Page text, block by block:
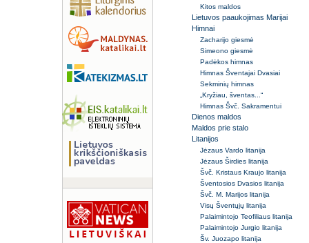
Kitos maldos
Lietuvos paaukojimas Marijai
Himnai
Zacharijo giesmė
Simeono giesmė
Padėkos himnas
Himnas Šventajai Dvasiai
Sekminių himnas
„Kryžiau, šventas...“
Himnas Švč. Sakramentui
Dienos maldos
Maldos prie stalo
Litanijos
Jėzaus Vardo litanija
Jėzaus Širdies litanija
Švč. Kristaus Kraujo litanija
Šventosios Dvasios litanija
Švč. M. Marijos litanija
Visų Šventųjų litanija
Palaimintojo Teofiliaus litanija
Palaimintojo Jurgio litanija
Šv. Juozapo litanija